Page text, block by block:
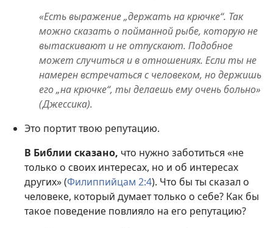
«Есть выражение „держать на крючке“. Так
можно сказать о пойманной рыбе, которую не
вытаскивают и не отпускают. Подобное
может случиться и в отношениях. Если ты не
намерен встречаться с человеком, но держишь
его „на крючке“, ты делаешь ему очень больно»
(Джессика).
Это портит твою репутацию.
В Библии сказано, что нужно заботиться «не
только о своих интересах, но и об интересах
других» (Филиппийцам 2:4). Что бы ты сказал о
человеке, который думает только о себе? Как бы
такое поведение повлияло на его репутацию?